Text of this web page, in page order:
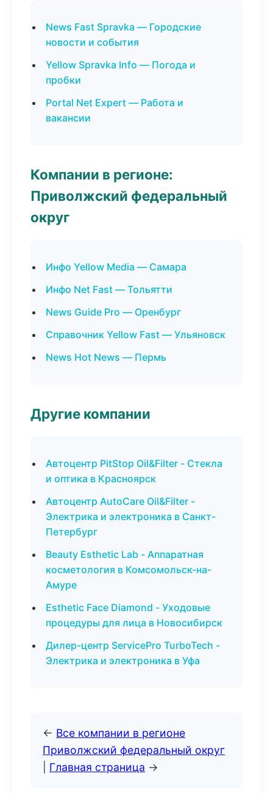
News Fast Spravka — Городские
новости и события
Yellow Spravka Info — Погода и
пробки
Portal Net Expert — Работа и
вакансии
Компании в регионе:
Приволжский федеральный
округ
Инфо Yellow Media — Самара
Инфо Net Fast — Тольятти
News Guide Pro — Оренбург
Справочник Yellow Fast — Ульяновск
News Hot News — Пермь
Другие компании
Автоцентр PitStop Oil&Filter - Стекла
и оптика в Красноярск
Автоцентр AutoCare Oil&Filter -
Электрика и электроника в Санкт-
Петербург
Beauty Esthetic Lab - Аппаратная
косметология в Комсомольск-на-
Амуре
Esthetic Face Diamond - Уходовые
процедуры для лица в Новосибирск
Дилер-центр ServicePro TurboTech -
Электрика и электроника в Уфа
← Все компании в регионе
Приволжский федеральный округ
Главная страница →